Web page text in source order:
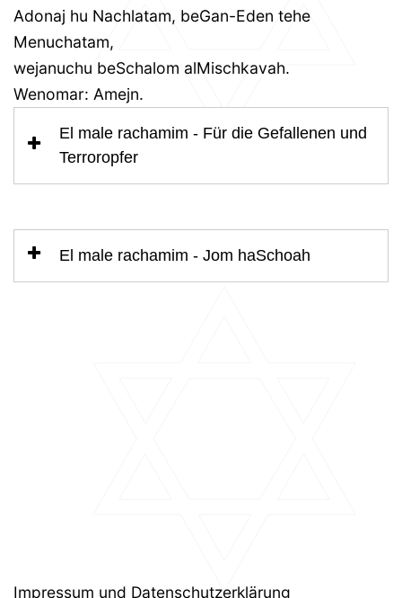
Adonaj hu Nachlatam, beGan-Eden tehe
Menuchatam,
wejanuchu beSchalom alMischkavah.
Wenomar: Amejn.
El male rachamim - Für die Gefallenen und
Terroropfer
El male rachamim - Jom haSchoah
Impressum und Datenschutzerklärung